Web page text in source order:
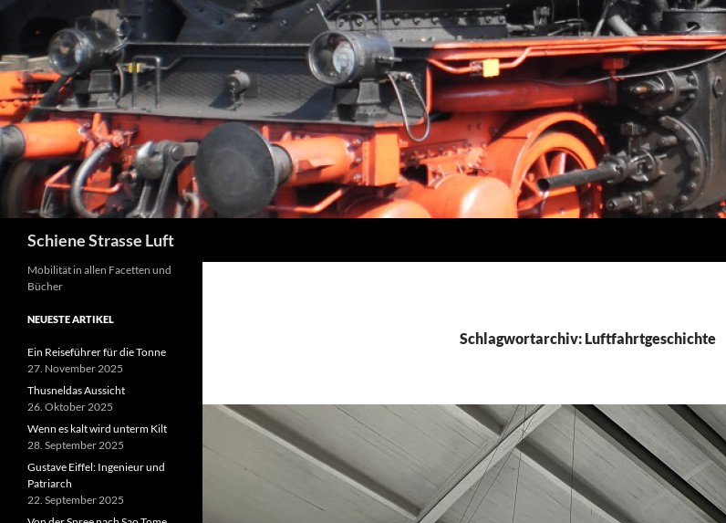
Zum
Inhalt
springen
Schiene Strasse Luft
Schlagwortarchiv: Luftfahrtgeschichte
Mobilität in allen Facetten und
Bücher
NEUESTE ARTIKEL
Ein Reiseführer für die Tonne
27. November 2025
Thusneldas Aussicht
26. Oktober 2025
Wenn es kalt wird unterm Kilt
28. September 2025
Gustave Eiffel: Ingenieur und
Patriarch
22. September 2025